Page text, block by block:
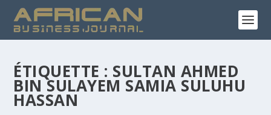
ÉTIQUETTE : SULTAN AHMED
BIN SULAYEM SAMIA SULUHU
HASSAN